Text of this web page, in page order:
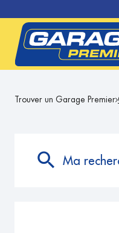
Trouver un Garage Premier
Ma